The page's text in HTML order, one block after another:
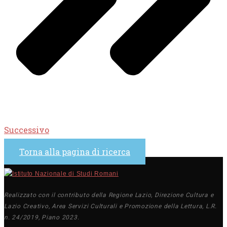
Successivo
Torna alla pagina di ricerca
Realizzato con il contributo della Regione Lazio, Direzione Cultura e
Lazio Creativo, Area Servizi Culturali e Promozione della Lettura, L.R.
n. 24/2019, Piano 2023.